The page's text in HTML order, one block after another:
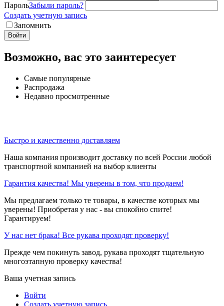
ПарольЗабыли пароль?
Создать учетную запись
Запомнить
Войти
Возможно, вас это заинтересует
Самые популярные
Распродажа
Недавно просмотренные
Быстро и качественно доставляем
Наша компания производит доставку по всей России любой
транспортной компанией на выбор клиенты
Гарантия качества! Мы уверены в том, что продаем!
Мы предлагаем только те товары, в качестве которых мы
уверены! Приобретая у нас - вы спокойно спите!
Гарантируем!
У нас нет брака! Все рукава проходят проверку!
Прежде чем покинуть завод, рукава проходят тщательную
многоэтапную проверку качества!
Ваша учетная запись
Войти
Создать учетную запись